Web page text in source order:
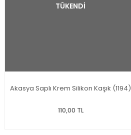
TÜKENDİ
Akasya Saplı Krem Silikon Kaşık (1194)
110,00 TL